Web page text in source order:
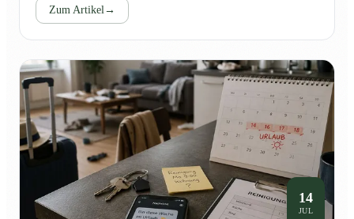
Zum Artikel→
14
JUL